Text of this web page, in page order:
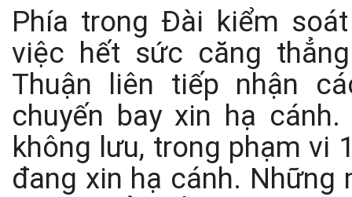
Phía trong Đài kiểm
việc hết sức căng
Thuận liên tiếp nhận
chuyến bay xin hạ
không lưu, trong phạm vi
đang xin hạ cánh.